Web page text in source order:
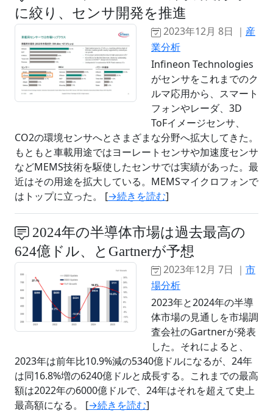
に絞り、センサ開発を推進
2023年12月 8日 ｜ 産
業分析
Infineon Technologies
がセンサをこれまでのク
ルマ応用から、スマート
フォンやレーダ、3D
ToFイメージセンサ、
CO2の環境センサへとさまざまな分野へ拡大してきた。
もともと車載用途ではヨーレートセンサや加速度センサ
などMEMS技術を駆使したセンサでは実績があった。最
近はその用途を拡大している。MEMSマイクロフォンで
はトップに立った。 [→続きを読む]
2024年の半導体市場は過去最高の
624億ドル、とGartnerが予想
2023年12月 7日 ｜ 市
場分析
2023年と2024年の半導
体市場の見通しを市場調
査会社のGartnerが発表
した。それによると、
2023年は前年比10.9%減の5340億ドルになるが、24年
は同16.8%増の6240億ドルと成長する。これまでの最高
額は2022年の6000億ドルで、24年はそれを超えて史上
最高額になる。 [→続きを読む]